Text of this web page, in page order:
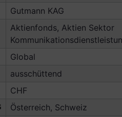
Gutmann KAG
Aktienfonds, Aktien Sektor
Global
ausschüttend
CHF
Österreich, Schweiz